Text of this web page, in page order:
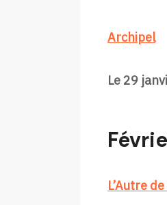
Archipel
Le 29
L’Autre